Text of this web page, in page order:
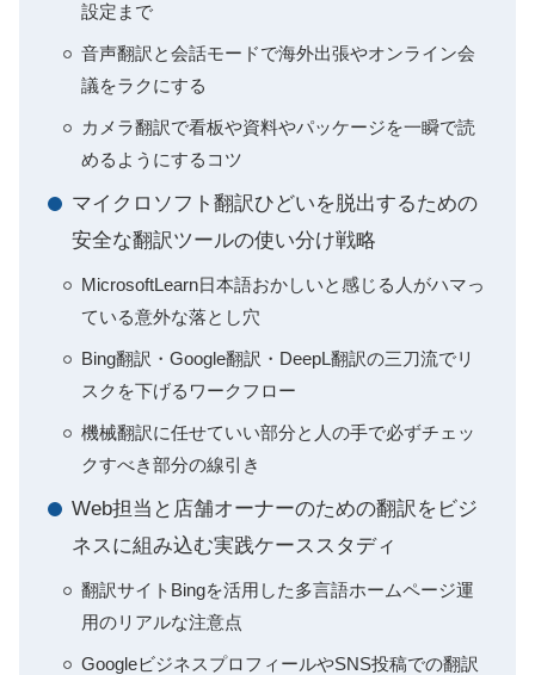
設定まで
音声翻訳と会話モードで海外出張やオンライン会
議をラクにする
カメラ翻訳で看板や資料やパッケージを一瞬で読
めるようにするコツ
マイクロソフト翻訳ひどいを脱出するための
安全な翻訳ツールの使い分け戦略
MicrosoftLearn日本語おかしいと感じる人がハマっ
ている意外な落とし穴
Bing翻訳・Google翻訳・DeepL翻訳の三刀流でリ
スクを下げるワークフロー
機械翻訳に任せていい部分と人の手で必ずチェッ
クすべき部分の線引き
Web担当と店舗オーナーのための翻訳をビジ
ネスに組み込む実践ケーススタディ
翻訳サイトBingを活用した多言語ホームページ運
用のリアルな注意点
GoogleビジネスプロフィールやSNS投稿での翻訳